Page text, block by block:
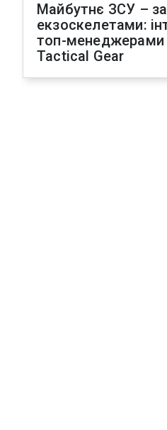
Майбутнє ЗСУ – за
екзоскелетами:
топ-менеджерами
Tactical Gear